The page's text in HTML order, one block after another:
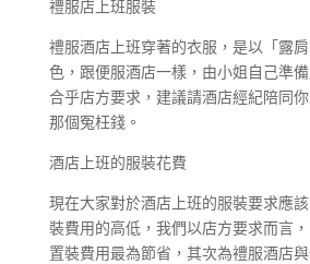
禮服店上班服裝
禮服酒店上班穿著的衣服，是以「露
色，跟便服酒店一樣，由小姐自己準
合乎店方要求，建議請酒店經紀陪同
那個冤枉錢。
酒店上班的服裝花費
現在大家對於酒店上班的服裝要求應
裝費用的高低，我們以店方要求而言
置裝費用最為節省，其次為禮服酒店與